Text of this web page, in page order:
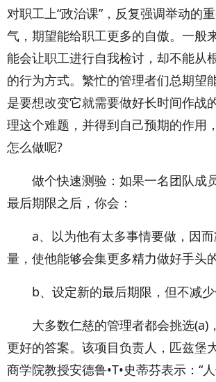
对职工上“政治课”，反复强调举动的
气，期望能给职工更多的自傲。一般
能会让职工进行自我检讨，却不能从
的行为方式。繁忙的管理者们总期望
是要想改变它就需要做好长时间作战
理这个难题，并得到自己预期的作用
怎么做呢?
做个快速测验：如果一名团队成
最后期限之后，你会：
a、以为他有太多事情要做，因而
量，使他能够会集更多精力做好手头
b、设定新的最后期限，但不减少
大多数仁慈的管理者都会挑选(a)
更好的答案。该项目负责人，匹兹堡
商学院教授安德鲁•T•史蒂芬表示：“